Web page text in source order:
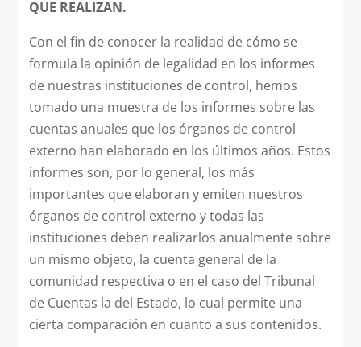
QUE REALIZAN.
Con el fin de conocer la realidad de cómo se
formula la opinión de legalidad en los informes
de nuestras instituciones de control, hemos
tomado una muestra de los informes sobre las
cuentas anuales que los órganos de control
externo han elaborado en los últimos años. Estos
informes son, por lo general, los más
importantes que elaboran y emiten nuestros
órganos de control externo y todas las
instituciones deben realizarlos anualmente sobre
un mismo objeto, la cuenta general de la
comunidad respectiva o en el caso del Tribunal
de Cuentas la del Estado, lo cual permite una
cierta comparación en cuanto a sus contenidos.